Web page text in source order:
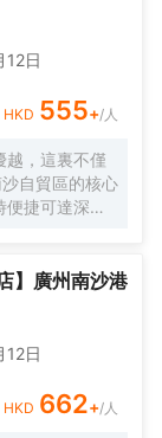
12日
HKD 555+/人
越，這裏不僅
自貿區的核心
便捷可達深
（令人
店將成為南沙
酒店作為南沙
開，鴻翔海
造南沙“立足
】廣州南沙港
12日
HKD 662+/人